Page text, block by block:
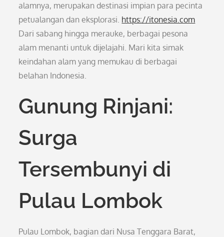
alamnya, merupakan destinasi impian para pecinta
petualangan dan eksplorasi. https://itonesia.com
Dari sabang hingga merauke, berbagai pesona
alam menanti untuk dijelajahi. Mari kita simak
keindahan alam yang memukau di berbagai
belahan Indonesia.
Gunung Rinjani:
Surga
Tersembunyi di
Pulau Lombok
Pulau Lombok, bagian dari Nusa Tenggara Barat,